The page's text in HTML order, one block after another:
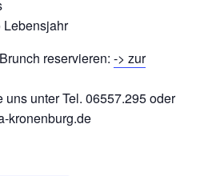
Lebensjahr
reservieren: -> zur
unter Tel. 06557.295 oder
kronenburg.de